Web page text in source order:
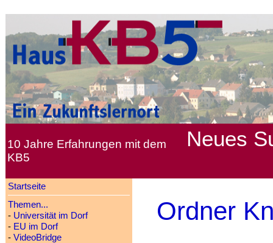
10 Jahre Erfahrungen mit dem
KB5
Neues
Startseite
Themen...
- Universität im Dorf
- EU im Dorf
- VideoBridge
Ordner